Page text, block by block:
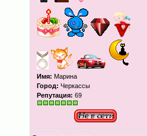
Имя: Марина
Город: Черкассы
Репутация: 69